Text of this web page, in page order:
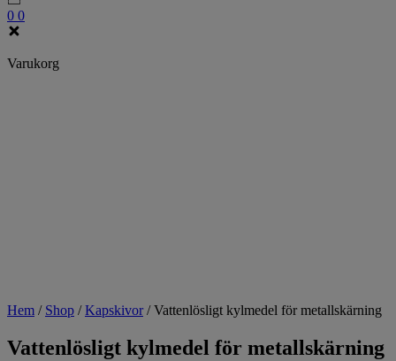
0 0
Varukorg
Hem / Shop /Kapskivor /Vattenlösligt kylmedel för metallskärning
Vattenlösligt kylmedel för metallskärning